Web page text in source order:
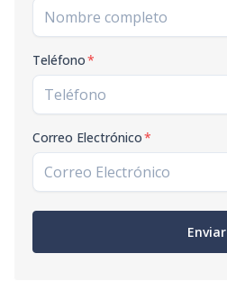
Teléfono*
Correo Electrónico*
Enviar